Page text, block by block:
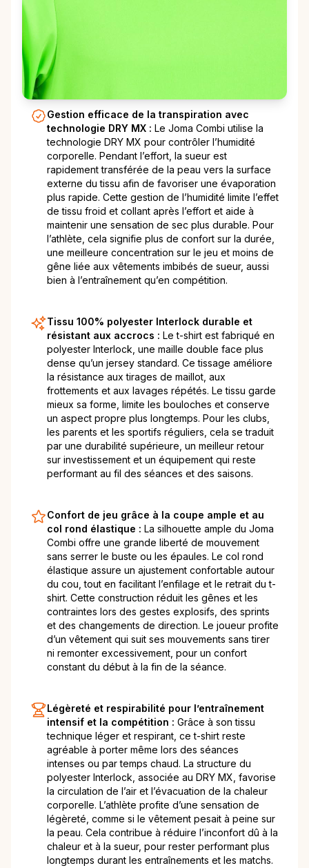
Gestion efficace de la transpiration avec
technologie DRY MX : Le Joma Combi utilise la
technologie DRY MX pour contrôler l’humidité
corporelle. Pendant l’effort, la sueur est
rapidement transférée de la peau vers la surface
externe du tissu afin de favoriser une évaporation
plus rapide. Cette gestion de l’humidité limite l’effet
de tissu froid et collant après l’effort et aide à
maintenir une sensation de sec plus durable. Pour
l’athlète, cela signifie plus de confort sur la durée,
une meilleure concentration sur le jeu et moins de
gêne liée aux vêtements imbibés de sueur, aussi
bien à l’entraînement qu’en compétition.
Tissu 100% polyester Interlock durable et
résistant aux accrocs : Le t-shirt est fabriqué en
polyester Interlock, une maille double face plus
dense qu’un jersey standard. Ce tissage améliore
la résistance aux tirages de maillot, aux
frottements et aux lavages répétés. Le tissu garde
mieux sa forme, limite les bouloches et conserve
un aspect propre plus longtemps. Pour les clubs,
les parents et les sportifs réguliers, cela se traduit
par une durabilité supérieure, un meilleur retour
sur investissement et un équipement qui reste
performant au fil des séances et des saisons.
Confort de jeu grâce à la coupe ample et au
col rond élastique : La silhouette ample du Joma
Combi offre une grande liberté de mouvement
sans serrer le buste ou les épaules. Le col rond
élastique assure un ajustement confortable autour
du cou, tout en facilitant l’enfilage et le retrait du t-
shirt. Cette construction réduit les gênes et les
contraintes lors des gestes explosifs, des sprints
et des changements de direction. Le joueur profite
d’un vêtement qui suit ses mouvements sans tirer
ni remonter excessivement, pour un confort
constant du début à la fin de la séance.
Légèreté et respirabilité pour l’entraînement
intensif et la compétition : Grâce à son tissu
technique léger et respirant, ce t-shirt reste
agréable à porter même lors des séances
intenses ou par temps chaud. La structure du
polyester Interlock, associée au DRY MX, favorise
la circulation de l’air et l’évacuation de la chaleur
corporelle. L’athlète profite d’une sensation de
légèreté, comme si le vêtement pesait à peine sur
la peau. Cela contribue à réduire l’inconfort dû à la
chaleur et à la sueur, pour rester performant plus
longtemps durant les entraînements et les matchs.